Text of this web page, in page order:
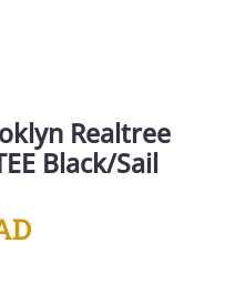
Realtree
Black/Sail